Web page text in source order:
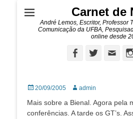
Carnet de
André Lemos, Escritor, Professor
Comunicação da UFBA,
online desde
FacebookTwitter
Posted
20/09/2005 Autor:admin
Mais sobre a Bienal. Agora pela
conferências. A tarde os GT’s.